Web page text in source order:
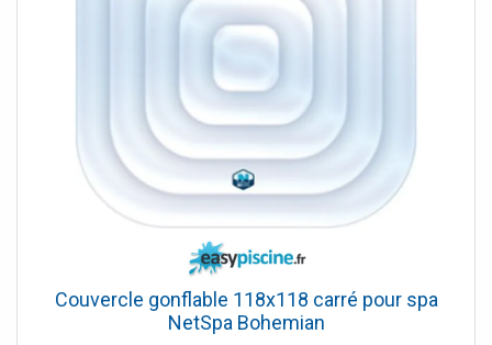
avec précaution. Avant toute utilisation, lisez les
consignes inscrites sur l'emballage du produit et rendez-
Couvercle gonflable 118x118 carré pour spa
NetSpa Bohemian